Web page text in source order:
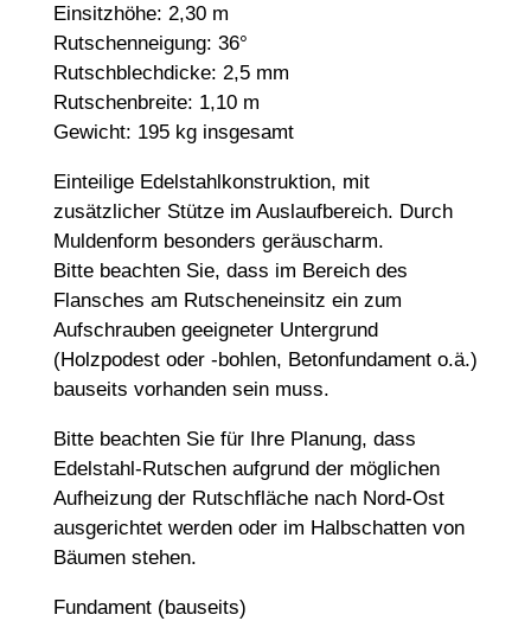
Einsitzhöhe: 2,30 m
Rutschenneigung: 36°
Rutschblechdicke: 2,5 mm
Rutschenbreite: 1,10 m
Gewicht: 195 kg insgesamt
Einteilige Edelstahlkonstruktion, mit
zusätzlicher Stütze im Auslaufbereich. Durch
Muldenform besonders geräuscharm.
Bitte beachten Sie, dass im Bereich des
Flansches am Rutscheneinsitz ein zum
Aufschrauben geeigneter Untergrund
(Holzpodest oder -bohlen, Betonfundament o.ä.)
bauseits vorhanden sein muss.
Bitte beachten Sie für Ihre Planung, dass
Edelstahl-Rutschen aufgrund der möglichen
Aufheizung der Rutschfläche nach Nord-Ost
ausgerichtet werden oder im Halbschatten von
Bäumen stehen.
Fundament (bauseits)